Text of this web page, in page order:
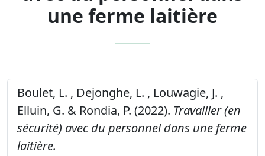
une ferme laitière
Boulet, L. , Dejonghe, L. , Louwagie, J. ,
Elluin, G. & Rondia, P. (2022). Travailler (en
sécurité) avec du personnel dans une ferme
laitière.